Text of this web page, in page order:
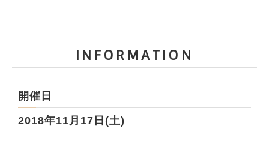
INFORMATION
開催日
2018年11月17日(土)